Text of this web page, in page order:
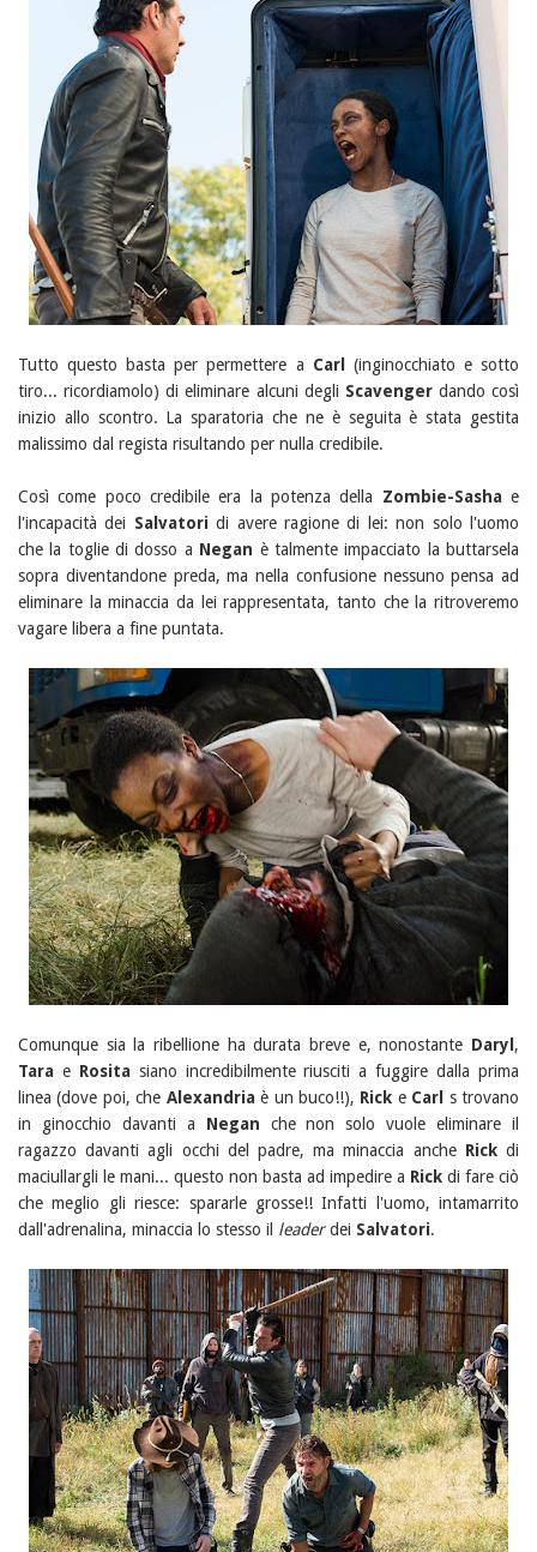
Tutto questo basta per permettere a Carl
(inginocchiato e sotto
tiro... ricordiamolo) di eliminare alcuni degli Scavengerdando così
inizio allo scontro. La sparatoria che ne è seguita è stata gestita
malissimo dal regista risultando per nulla credibile.
Così come poco credibile era la potenza della Zombie-Sashae
l'incapacità dei Salvatoridi avere ragione di lei: non solo l'uomo
che la toglie di dosso a Negan è talmente impacciato la buttarsela
sopra diventandone preda, ma nella confusione nessuno pensa ad
eliminare la minaccia da lei rappresentata, tanto che la ritroveremo
vagare libera a fine puntata.
Comunque sia la ribellione ha durata breve e, nonostante Daryl ,
Tara e Rositasiano incredibilmente riusciti a fuggire dalla prima
linea (dove poi, che Alexandriaè un buco!!), Rick e Carl s trovano
in ginocchio davanti a Negan che non solo vuole eliminare il
ragazzo davanti agli occhi del padre, ma minaccia anche Rickdi
maciullargli le mani... questo non basta ad impedire a Rick di fare ciò
che meglio gli riesce: spararle grosse!! Infatti l'uomo, intamarrito
dall'adrenalina, minaccia lo stesso il leaderdei Salvatori.